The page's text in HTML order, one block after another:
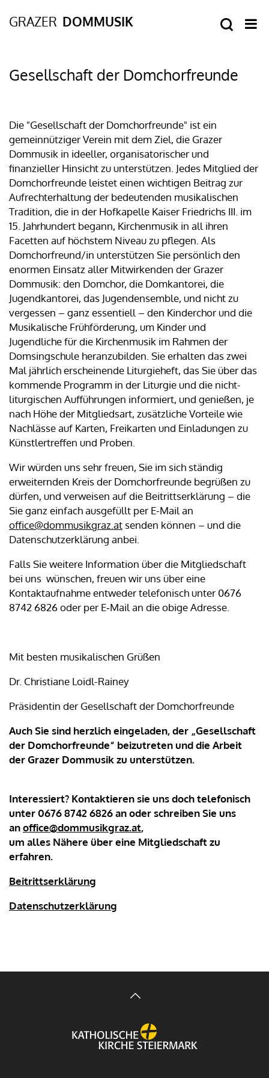
Gesellschaft der Domchorfreunde
Die "Gesellschaft der Domchorfreunde" ist ein
gemeinnütziger Verein mit dem Ziel, die Grazer
Dommusik in ideeller, organisatorischer und
finanzieller Hinsicht zu unterstützen. Jedes Mitglied der
Domchorfreunde leistet einen wichtigen Beitrag zur
Aufrechterhaltung der bedeutenden musikalischen
Tradition, die in der Hofkapelle Kaiser Friedrichs III. im
15. Jahrhundert begann, Kirchenmusik in all ihren
Facetten auf höchstem Niveau zu pflegen. Als
Domchorfreund/in unterstützen Sie persönlich den
enormen Einsatz aller Mitwirkenden der Grazer
Dommusik: den Domchor, die Domkantorei, die
Jugendkantorei, das Jugendensemble, und nicht zu
vergessen – ganz essentiell – den Kinderchor und die
Musikalische Frühförderung, um Kinder und
Jugendliche für die Kirchenmusik im Rahmen der
Domsingschule heranzubilden. Sie erhalten das zwei
Mal jährlich erscheinende Liturgieheft, das Sie über das
kommende Programm in der Liturgie und die nicht-
liturgischen Aufführungen informiert, und genießen, je
nach Höhe der Mitgliedsart, zusätzliche Vorteile wie
Nachlässe auf Karten, Freikarten und Einladungen zu
Künstlertreffen und Proben.
Wir würden uns sehr freuen, Sie im sich ständig
erweiternden Kreis der Domchorfreunde begrüßen zu
dürfen, und verweisen auf die Beitrittserklärung – die
Sie ganz einfach ausgefüllt per E-Mail an
office@dommusikgraz.at senden können – und die
Datenschutzerklärung anbei.
Falls Sie weitere Information über die Mitgliedschaft
bei uns wünschen, freuen wir uns über eine
Kontaktaufnahme entweder telefonisch unter 0676
8742 6826 oder per E‑Mail an die obige Adresse.
Mit besten musikalischen Grüßen
Dr. Christiane Loidl-Rainey
Präsidentin der Gesellschaft der Domchorfreunde
Auch Sie sind herzlich eingeladen, der „Gesellschaft
der Domchorfreunde“ beizutreten und die Arbeit
der Grazer Dommusik zu unterstützen.
Interessiert? Kontaktieren sie uns doch telefonisch
unter 0676 8742 6826 an oder schreiben Sie uns
anoffice@dommusikgraz.at,
um alles Nähere über eine Mitgliedschaft zu
erfahren.
Beitrittserklärung
Datenschutzerklärung